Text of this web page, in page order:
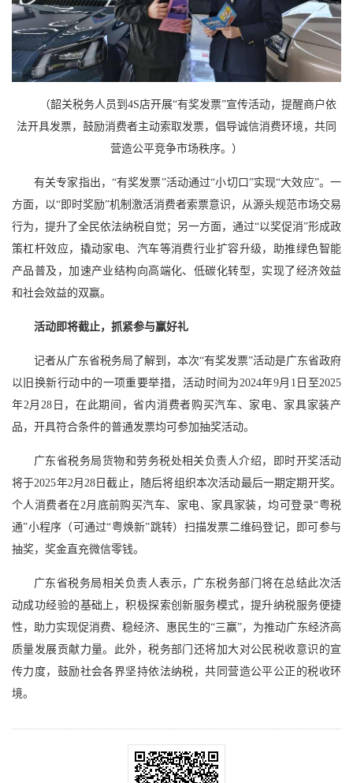
（韶关税务人员到4S店开展“有奖发票”宣传活动，提醒商户依
法开具发票，鼓励消费者主动索取发票，倡导诚信消费环境，共同
营造公平竞争市场秩序。）
有关专家指出，“有奖发票”活动通过“小切口”实现“大效应”。一
方面，以“即时奖励”机制激活消费者索票意识，从源头规范市场交易
行为，提升了全民依法纳税自觉；另一方面，通过“以奖促消”形成政
策杠杆效应，撬动家电、汽车等消费行业扩容升级，助推绿色智能
产品普及，加速产业结构向高端化、低碳化转型，实现了经济效益
和社会效益的双赢。
活动即将截止，抓紧参与赢好礼
记者从广东省税务局了解到，本次“有奖发票”活动是广东省政府
以旧换新行动中的一项重要举措，活动时间为2024年9月1日至2025
年2月28日，在此期间，省内消费者购买汽车、家电、家具家装产
品，开具符合条件的普通发票均可参加抽奖活动。
广东省税务局货物和劳务税处相关负责人介绍，即时开奖活动
将于2025年2月28日截止，随后将组织本次活动最后一期定期开奖。
个人消费者在2月底前购买汽车、家电、家具家装，均可登录“粤税
通”小程序（可通过“粤焕新”跳转）扫描发票二维码登记，即可参与
抽奖，奖金直充微信零钱。
广东省税务局相关负责人表示，广东税务部门将在总结此次活
动成功经验的基础上，积极探索创新服务模式，提升纳税服务便捷
性，助力实现促消费、稳经济、惠民生的“三赢”，为推动广东经济高
质量发展贡献力量。此外，税务部门还将加大对公民税收意识的宣
传力度，鼓励社会各界坚持依法纳税，共同营造公平公正的税收环
境。